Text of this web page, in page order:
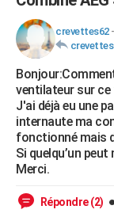
FINANCE
Retraite
Impôts
Epargne
Immobilier
Risques naturels
Banque
Assurance
Crédit
AUTO
Essais
Réserver un essai
Citadines
Berlines
SUV
Forum auto
+HIGH-TECH
Mobiles
Meilleur smartphone
Internet
Ordinateurs
Jeux vidéo
Guide high-tech
+BRICOLAGE
Forum
Aménagement
Extérieur
Cuisine
Salle de bains
Jardinage
Rangement
WEEK-END
Art de vivre
Bien-être
Loisirs
Mode
Modes de vie
crevettes62-
ventilateur sur ce
J'ai déjà eu une
internaute ma
fonctionné mais
Si quelqu’un
Merci.
Répondre (2)